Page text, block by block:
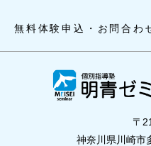
無料体験申込・お問合わ
〒
神奈川県川崎市